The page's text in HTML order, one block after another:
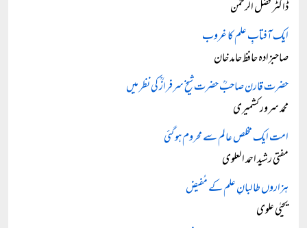
ڈاکٹر فضل الرحمٰن
ایک آفتابِ علم کا غروب
صاحبزادہ حافظ حامد خان
حضرت قارن صاحبؒ حضرت شیخ سرفرازؒ کی نظر میں
محمد سرور کشمیری
امت ایک مخلص عالم سے محروم ہو گئی
مفتی رشید احمد العلوی
ہزاروں طالبانِ علم کے مُفیض
یحیٰی علوی